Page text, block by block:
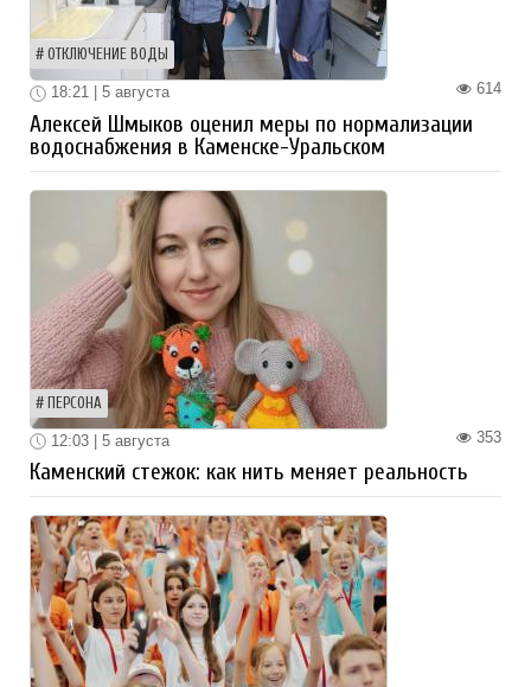
ОТКЛЮЧЕНИЕ ВОДЫ
614
18:21 | 5 августа
Алексей Шмыков оценил меры по нормализации
водоснабжения в Каменске-Уральском
ПЕРСОНА
353
12:03 | 5 августа
Каменский стежок: как нить меняет реальность